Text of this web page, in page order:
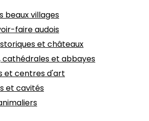
beaux villages
faire audois
et châteaux
cathédrales et abbayes
et centres d'art
et cavités